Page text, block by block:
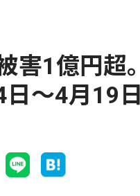
害1億円超
～4月19